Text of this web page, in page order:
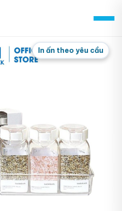
In ấn theo yêu cầu